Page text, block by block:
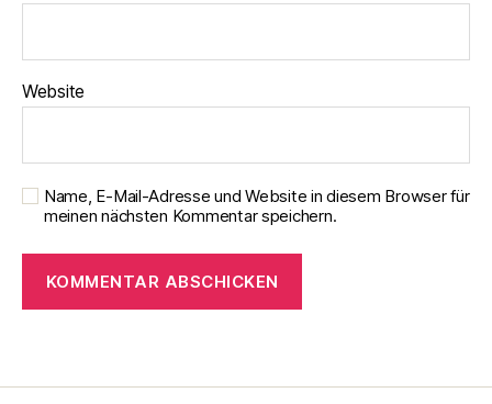
Website
Name, E-Mail-Adresse und Website in diesem Browser für
meinen nächsten Kommentar speichern.